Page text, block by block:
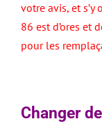
votre avis, et s’y
86 est d’ores et
pour les
Changer